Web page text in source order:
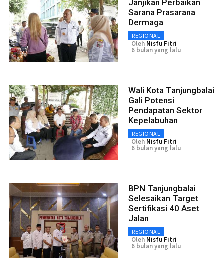
Janjikan Perbaikan
Sarana Prasarana
Dermaga
REGIONAL
Oleh Nisfu Fitri
6 bulan yang lalu
Wali Kota Tanjungbalai
Gali Potensi
Pendapatan Sektor
Kepelabuhan
REGIONAL
Oleh Nisfu Fitri
6 bulan yang lalu
BPN Tanjungbalai
Selesaikan Target
Sertifikasi 40 Aset
Jalan
REGIONAL
Oleh Nisfu Fitri
6 bulan yang lalu